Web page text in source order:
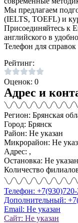
Мы предлагаем
(IELTS, TOEFL) и
Присоединяйтесь к
английского в
Телефон для
Рейтинг:
Оценок: 0
Адрес и
Регион: Брянская
Город: Брянск
Район: Не указан
Микрорайон: Не
Адрес: ,
Остановка: Не
Количество
Телефон:
Дополнительный:
Email: Не указан
Сайт: Не указан